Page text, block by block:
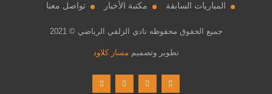
المباريات السابقة
مكتبة الأخبار تواصل معنا
جميع الحقوق محفوظه نادي الزلفي الرياضي © 2021
تطوير وتصميم مسار كلاود